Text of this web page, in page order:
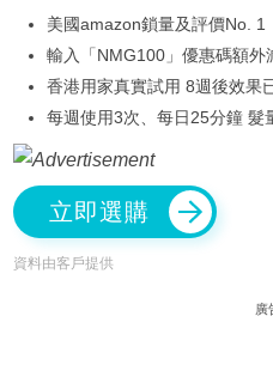
美國amazon鎖量及評價No. 1
輸入「NMG100」優惠碼額外
香港用家真實試用 8週後效果
每週使用3次、每日25分鐘 髮
立即選購
資料由客戶提供
廣